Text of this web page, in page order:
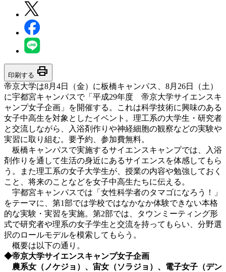
印刷する print
帝京大学は8月4日（金）に板橋キャンパス、8月26日（土）
に宇都宮キャンパスで「平成29年度 帝京大学サイエンスキ
ャンプ女子企画」を開催する。これは科学技術に興味のある
女子中高生を対象としたイベント。理工系の大学生・研究者
と交流しながら、入浴剤作りや神経細胞の観察などの実験や
実習に取り組む。要予約、参加費無料。
板橋キャンパスで実施するサイエンスキャンプでは、入浴
剤作りを通して生活の身近にあるサイエンスを体感してもら
う。また理工系の女子大学生が、授業の内容や勉強しておく
こと、将来のことなどを女子中高生たちに伝える。
宇都宮キャンパスでは「女性科学者のタマゴになろう！」
をテーマに、第1部では学校ではなかなか体験できない本格
的な実験・実習を実施。第2部では、タウンミーティング形
式で研究者や理系の女子学生と交流を持ってもらい、分野選
択のロールモデルを模索してもらう。
概要は以下の通り。
◆帝京大学サイエンスキャンプ女子企画
農系女（ノケジョ）、宙女（ソラジョ）、電子女子（デン